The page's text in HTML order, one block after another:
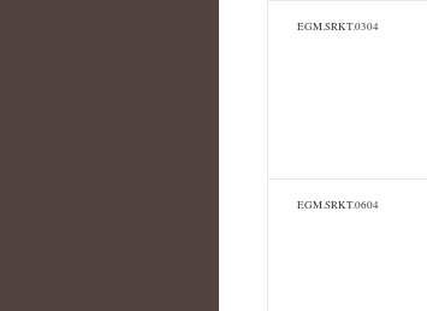
EGM.SRKT.0304
EGM.SRKT.0604